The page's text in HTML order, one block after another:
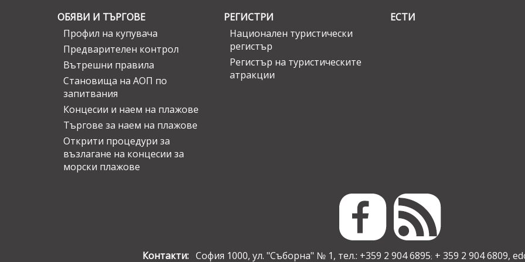
ОБЯВИ И ТЪРГОВЕ
Профил на купувача
Предварителен контрол
Вътрешни правила
Становища на АОП по
запитвания
Концесии и наем на плажове
Търгове за наем на плажове
Открити процедури за
възлагане на концесии за
морски плажове
РЕГИСТРИ
Национален туристически
регистър
Регистър на туристическите
атракции
ЕСТИ
Контакти:София 1000, ул. "Съборна" № 1, тел.: +359 2 904 6895; + 359 2 904 6809,